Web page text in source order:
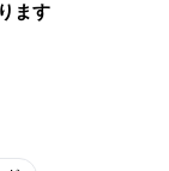
ます